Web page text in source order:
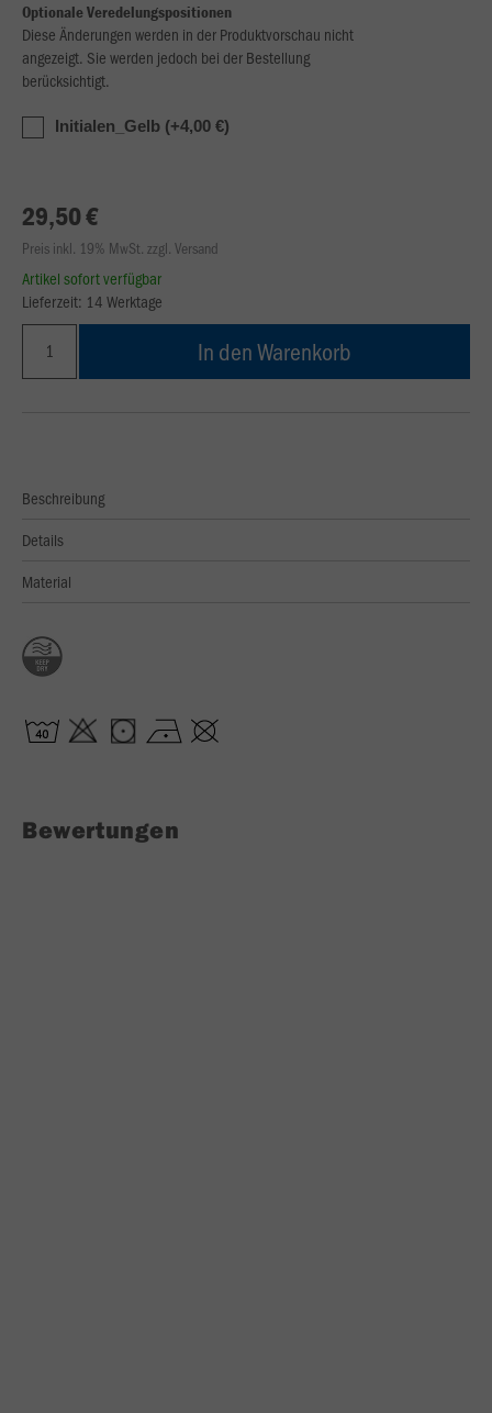
Optionale Veredelungspositionen
Diese Änderungen werden in der Produktvorschau nicht
angezeigt. Sie werden jedoch bei der Bestellung
berücksichtigt.
Initialen_Gelb (+4,00 €)
29,50 €
Preis inkl. 19% MwSt. zzgl. Versand
Artikel sofort verfügbar
Lieferzeit: 14 Werktage
In den Warenkorb
Beschreibung
Details
Material
Bewertungen